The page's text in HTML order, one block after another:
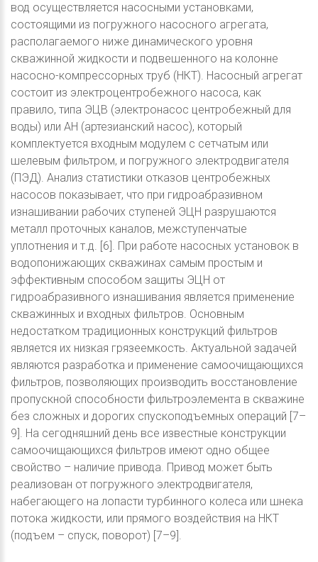
вод осуществляется насосными установками,
состоящими из погружного насосного агрегата,
располагаемого ниже динамического уровня
скважинной жидкости и подвешенного на колонне
насосно-компрессорных труб (НКТ). Насосный агрегат
состоит из электроцентробежного насоса, как
правило, типа ЭЦВ (электронасос центробежный для
воды) или АН (артезианский насос), который
комплектуется входным модулем с сетчатым или
шелевым фильтром, и погружного электродвигателя
(ПЭД). Анализ статистики отказов центробежных
насосов показывает, что при гидроабразивном
изнашивании рабочих ступеней ЭЦН разрушаются
металл проточных каналов, межступенчатые
уплотнения и т.д. [6]. При работе насосных установок в
водопонижающих скважинах самым простым и
эффективным способом защиты ЭЦН от
гидроабразивного изнашивания является применение
скважинных и входных фильтров. Основным
недостатком традиционных конструкций фильтров
является их низкая грязеемкость. Актуальной задачей
являются разработка и применение самоочищающихся
фильтров, позволяющих производить восстановление
пропускной способности фильтроэлемента в скважине
без сложных и дорогих спускоподъемных операций [7–
9]. На сегодняшний день все известные конструкции
самоочищающихся фильтров имеют одно общее
свойство – наличие привода. Привод может быть
реализован от погружного электродвигателя,
набегающего на лопасти турбинного колеса или шнека
потока жидкости, или прямого воздействия на НКТ
(подъем – спуск, поворот) [7–9].